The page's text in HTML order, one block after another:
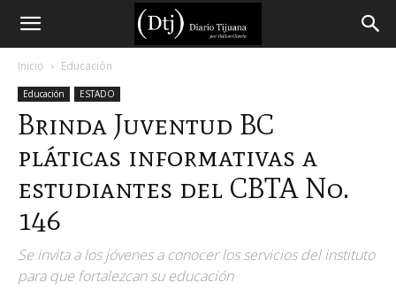
Diario
Tijuana
Inicio Educación
Educación ESTADO
Brinda Juventud BC
pláticas informativas a
estudiantes del CBTA No.
146
Se invita a los jóvenes a conocer los servicios del instituto
para que fortalezcan su educación